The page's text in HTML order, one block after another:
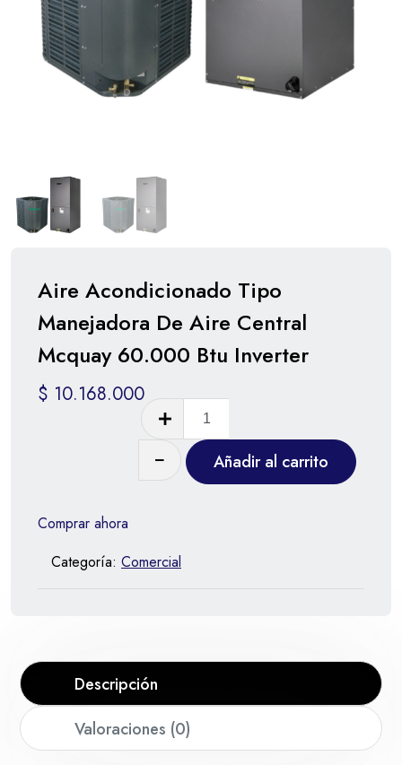
Aire Acondicionado Tipo
Manejadora De Aire Central
Mcquay 60.000 Btu Inverter
$ 10.168.000
Añadir al carrito
Comprar ahora
Categoría: Comercial
Descripción
Valoraciones (0)